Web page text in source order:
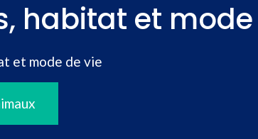
habitat et
et mode de vie